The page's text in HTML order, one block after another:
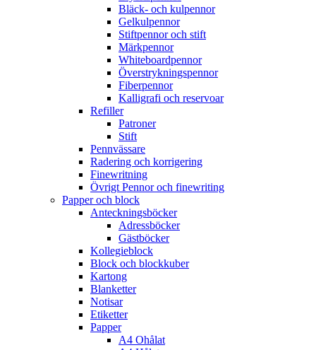
Bläck- och kulpennor
Gelkulpennor
Stiftpennor och stift
Märkpennor
Whiteboardpennor
Överstrykningspennor
Fiberpennor
Kalligrafi och reservoar
Refiller
Patroner
Stift
Pennvässare
Radering och korrigering
Finewritning
Övrigt Pennor och finewriting
Papper och block
Anteckningsböcker
Adressböcker
Gästböcker
Kollegieblock
Block och blockkuber
Kartong
Blanketter
Notisar
Etiketter
Papper
A4 Ohålat